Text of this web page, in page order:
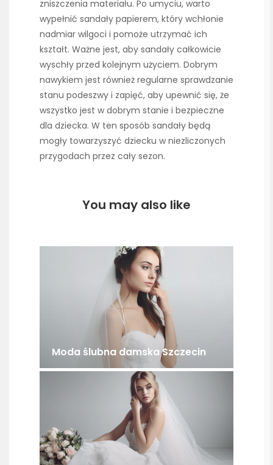
zniszczenia materiału. Po umyciu, warto
wypełnić sandały papierem, który wchłonie
nadmiar wilgoci i pomoże utrzymać ich
kształt. Ważne jest, aby sandały całkowicie
wyschły przed kolejnym użyciem. Dobrym
nawykiem jest również regularne sprawdzanie
stanu podeszwy i zapięć, aby upewnić się, że
wszystko jest w dobrym stanie i bezpieczne
dla dziecka. W ten sposób sandały będą
mogły towarzyszyć dziecku w niezliczonych
przygodach przez cały sezon.
You may also like
Moda ślubna damska Szczecin